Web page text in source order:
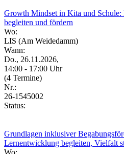
Growth Mindset in Kita und Schule:
begleiten und fördern
Wo:
LIS (Am Weidedamm)
Wann:
Do., 26.11.2026,
14:00 - 17:00 Uhr
(4 Termine)
Nr.:
26-1545002
Status:
Grundlagen inklusiver
Lernentwicklung begleiten, Vielfalt
Wo: